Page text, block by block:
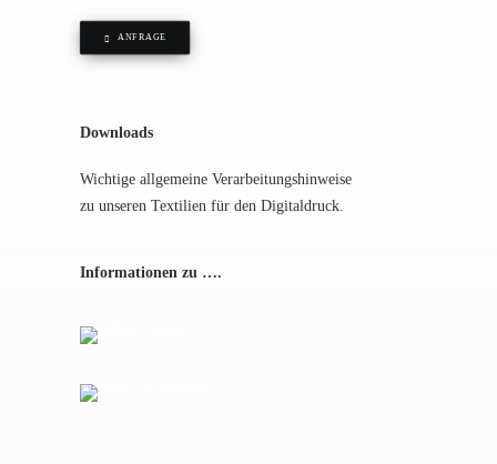
ANFRAGE
Downloads
Wichtige allgemeine Verarbeitungshinweise
zu unseren Textilien für den Digitaldruck.
Informationen zu ….